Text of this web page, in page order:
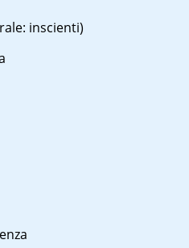
inscienti)